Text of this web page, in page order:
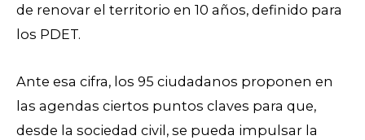
de renovar el territorio en 10 años, definido para
los PDET.
Ante esa cifra, los 95 ciudadanos proponen en
las agendas ciertos puntos claves para que,
desde la sociedad civil, se pueda impulsar la